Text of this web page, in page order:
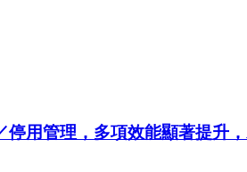
停用管理，多項效能顯著提升